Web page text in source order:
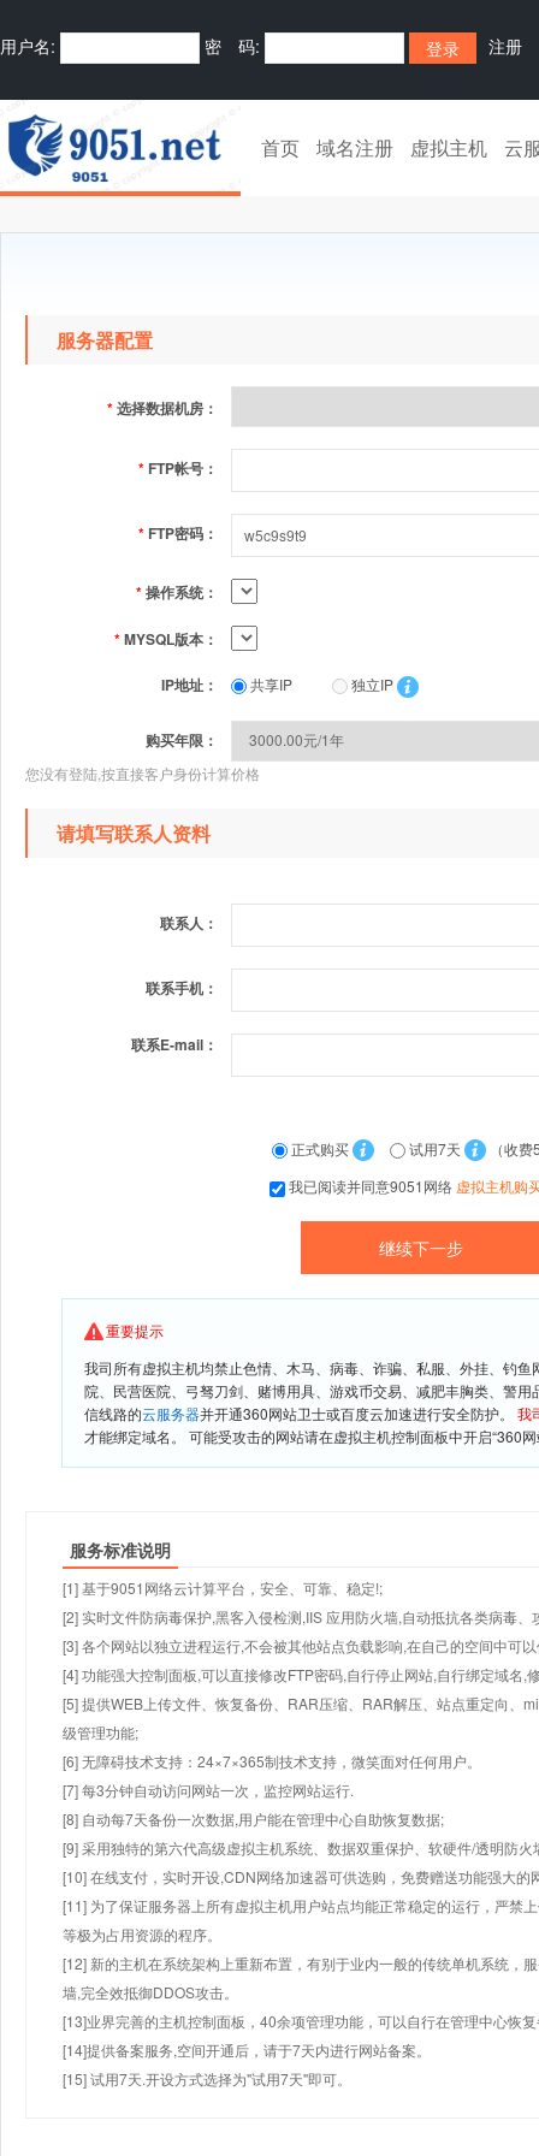
用户名: 密 码: 注册
首页 域名注册 虚拟主机 云
服务器配置
*选择数据机房：
* FTP帐号：
* FTP密码：
*操作系统：
*MYSQL版本：
IP地址： 共享IP 独立IP
购买年限：
您没有登陆,按直接客户身份计算价格
请填写联系人资料
联系人：
联系手机：
联系E-mail：
正式购买 试用7天
（收费
我已阅读并同意9051网络 虚拟主机购
重要提示
我司所有虚拟主机均禁止色情、木马、病毒、诈骗、私服、外挂、钓
院、民营医院、弓驽刀剑、赌博用具、游戏币交易、减肥丰胸类、警
信线路的云服务器并开通360网站卫士或百度云加速进行安全防护。 我
才能绑定域名。 可能受攻击的网站请在虚拟主机控制面板中开启“360
服务标准说明
[1] 基于9051网络云计算平台，安全、可靠、稳定!;
[2] 实时文件防病毒保护,黑客入侵检测,IIS 应用防火墙,自动抵抗各类病毒、
[3] 各个网站以独立进程运行,不会被其他站点负载影响,在自己的空间中可
[4] 功能强大控制面板,可以直接修改FTP密码,自行停止网站,自行绑定域名,
[5] 提供WEB上传文件、恢复备份、RAR压缩、RAR解压、站点重定向、
级管理功能;
[6] 无障碍技术支持：24×7×365制技术支持，微笑面对任何用户。
[7] 每3分钟自动访问网站一次，监控网站运行.
[8] 自动每7天备份一次数据,用户能在管理中心自助恢复数据;
[9] 采用独特的第六代高级虚拟主机系统、数据双重保护、软硬件/透明防火
[10] 在线支付，实时开设,CDN网络加速器可供选购，免费赠送功能强大
[11] 为了保证服务器上所有虚拟主机用户站点均能正常稳定的运行，严禁
等极为占用资源的程序。
[12] 新的主机在系统架构上重新布置，有别于业内一般的传统单机系统，
墙,完全效抵御DDOS攻击。
[13]业界完善的主机控制面板，40余项管理功能，可以自行在管理中心恢
[14]提供备案服务,空间开通后，请于7天内进行网站备案。
[15] 试用7天.开设方式选择为"试用7天"即可。